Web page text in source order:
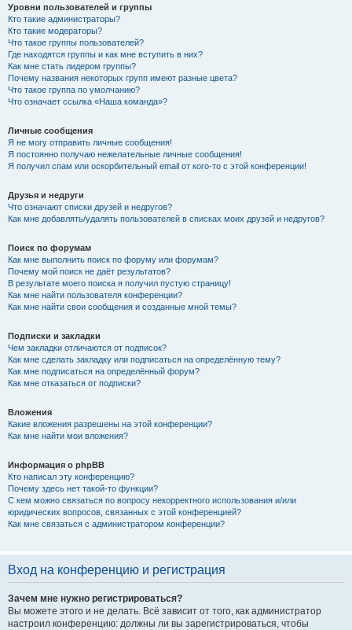
Уровни пользователей и группы
Кто такие администраторы?
Кто такие модераторы?
Что такое группы пользователей?
Где находятся группы и как мне вступить в них?
Как мне стать лидером группы?
Почему названия некоторых групп имеют разные цвета?
Что такое группа по умолчанию?
Что означает ссылка «Наша команда»?
Личные сообщения
Я не могу отправить личные сообщения!
Я постоянно получаю нежелательные личные сообщения!
Я получил спам или оскорбительный email от кого-то с этой конференции!
Друзья и недруги
Что означают списки друзей и недругов?
Как мне добавлять/удалять пользователей в списках моих друзей и недругов?
Поиск по форумам
Как мне выполнить поиск по форуму или форумам?
Почему мой поиск не даёт результатов?
В результате моего поиска я получил пустую страницу!
Как мне найти пользователя конференции?
Как мне найти свои сообщения и созданные мной темы?
Подписки и закладки
Чем закладки отличаются от подписок?
Как мне сделать закладку или подписаться на определённую тему?
Как мне подписаться на определённый форум?
Как мне отказаться от подписки?
Вложения
Какие вложения разрешены на этой конференции?
Как мне найти мои вложения?
Информация о phpBB
Кто написал эту конференцию?
Почему здесь нет такой-то функции?
С кем можно связаться по вопросу некорректного использования и/или
юридических вопросов, связанных с этой конференцией?
Как мне связаться с администратором конференции?
Вход на конференцию и регистрация
Зачем мне нужно регистрироваться?
Вы можете этого и не делать. Всё зависит от того, как администратор
настроил конференцию: должны ли вы зарегистрироваться, чтобы